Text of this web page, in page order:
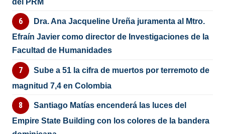
Dra. Ana Jacqueline Ureña juramenta al Mtro.
Efraín Javier como director de Investigaciones de la
Facultad de Humanidades
Sube a 51 la cifra de muertos por terremoto de
magnitud 7,4 en Colombia
Santiago Matías encenderá las luces del
Empire State Building con los colores de la bandera